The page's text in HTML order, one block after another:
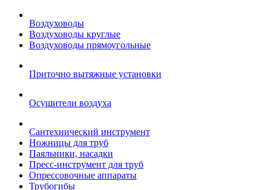
Воздуховоды
Воздуховоды круглые
Воздуховоды прямоугольные
Приточно вытяжные установки
Осушители воздуха
Сантехнический инструмент
Ножницы для труб
Паяльники, насадки
Пресс-инструмент для труб
Опрессовочные аппараты
Трубогибы